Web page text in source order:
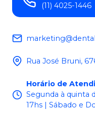
(11) 4025-1446
Rua José Bruni,
Horário de
Segunda à quinta
17hs | Sábado e